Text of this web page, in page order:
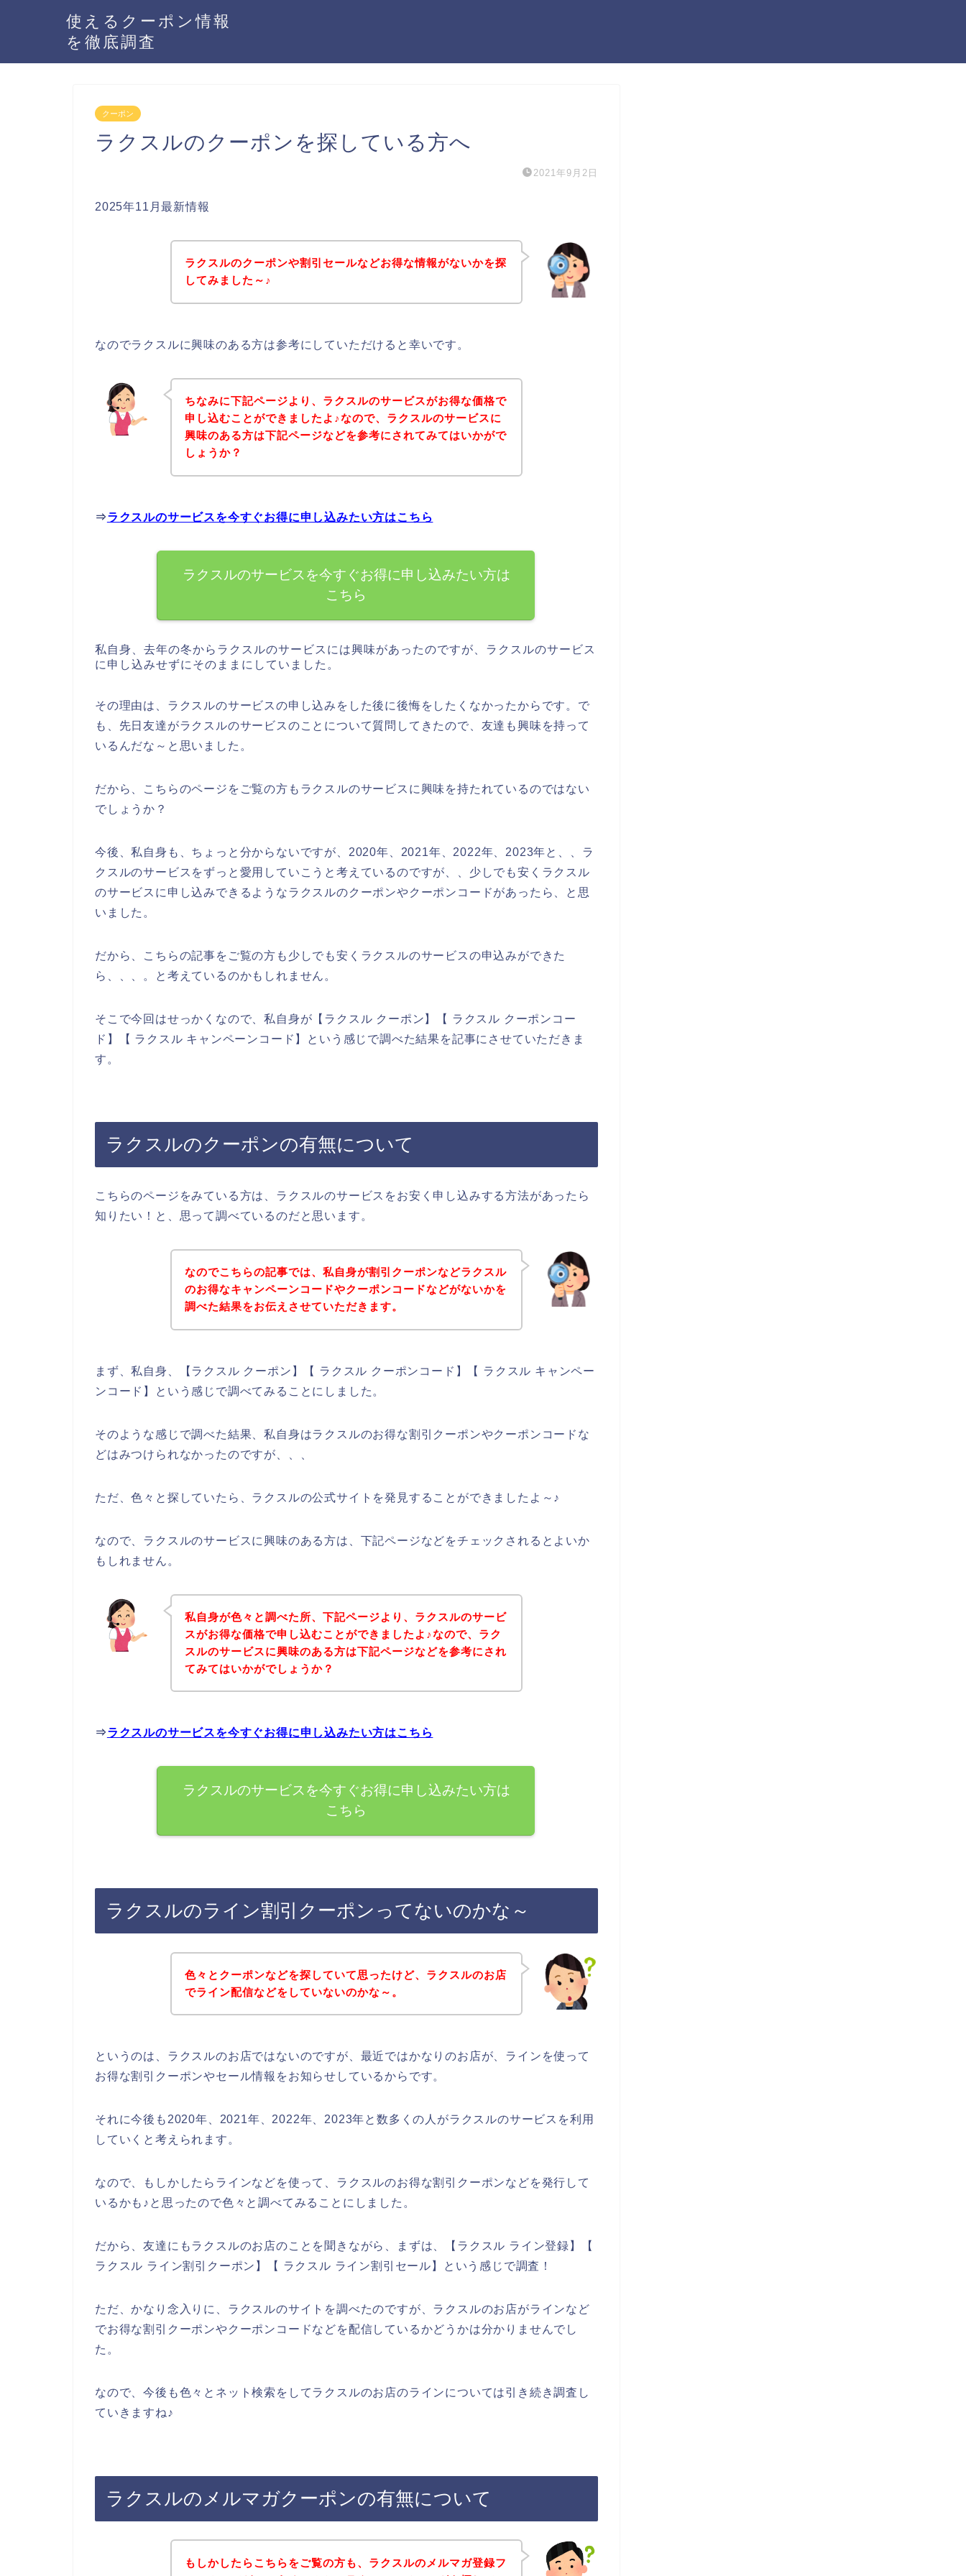
使えるクーポン情報
を徹底調査
クーポン
ラクスルのクーポンを探している方へ
2021年9月2日
2025年11月最新情報
ラクスルのクーポンや割引セールなどお得な情報がないかを探
してみました～♪
なのでラクスルに興味のある方は参考にしていただけると幸いです。
ちなみに下記ページより、ラクスルのサービスがお得な価格で
申し込むことができましたよ♪なので、ラクスルのサービスに
興味のある方は下記ページなどを参考にされてみてはいかがで
しょうか？
⇒ラクスルのサービスを今すぐお得に申し込みたい方はこちら
ラクスルのサービスを今すぐお得に申し込みたい方は
こちら
私自身、去年の冬からラクスルのサービスには興味があったのですが、ラクスルのサービス
に申し込みせずにそのままにしていました。
その理由は、ラクスルのサービスの申し込みをした後に後悔をしたくなかったからです。で
も、先日友達がラクスルのサービスのことについて質問してきたので、友達も興味を持って
いるんだな～と思いました。
だから、こちらのページをご覧の方もラクスルのサービスに興味を持たれているのではない
でしょうか？
今後、私自身も、ちょっと分からないですが、2020年、2021年、2022年、2023年と、、ラ
クスルのサービスをずっと愛用していこうと考えているのですが、、少しでも安くラクスル
のサービスに申し込みできるようなラクスルのクーポンやクーポンコードがあったら、と思
いました。
だから、こちらの記事をご覧の方も少しでも安くラクスルのサービスの申込みができた
ら、、、。と考えているのかもしれません。
そこで今回はせっかくなので、私自身が【ラクスル クーポン】【 ラクスル クーポンコー
ド】【 ラクスル キャンペーンコード】という感じで調べた結果を記事にさせていただきま
す。
ラクスルのクーポンの有無について
こちらのページをみている方は、ラクスルのサービスをお安く申し込みする方法があったら
知りたい！と、思って調べているのだと思います。
なのでこちらの記事では、私自身が割引クーポンなどラクスル
のお得なキャンペーンコードやクーポンコードなどがないかを
調べた結果をお伝えさせていただきます。
まず、私自身、【ラクスル クーポン】【 ラクスル クーポンコード】【 ラクスル キャンペー
ンコード】という感じで調べてみることにしました。
そのような感じで調べた結果、私自身はラクスルのお得な割引クーポンやクーポンコードな
どはみつけられなかったのですが、、、
ただ、色々と探していたら、ラクスルの公式サイトを発見することができましたよ～♪
なので、ラクスルのサービスに興味のある方は、下記ページなどをチェックされるとよいか
もしれません。
私自身が色々と調べた所、下記ページより、ラクスルのサービ
スがお得な価格で申し込むことができましたよ♪なので、ラク
スルのサービスに興味のある方は下記ページなどを参考にされ
てみてはいかがでしょうか？
⇒ラクスルのサービスを今すぐお得に申し込みたい方はこちら
ラクスルのサービスを今すぐお得に申し込みたい方は
こちら
ラクスルのライン割引クーポンってないのかな～
色々とクーポンなどを探していて思ったけど、ラクスルのお店
でライン配信などをしていないのかな～。
というのは、ラクスルのお店ではないのですが、最近ではかなりのお店が、ラインを使って
お得な割引クーポンやセール情報をお知らせしているからです。
それに今後も2020年、2021年、2022年、2023年と数多くの人がラクスルのサービスを利用
していくと考えられます。
なので、もしかしたらラインなどを使って、ラクスルのお得な割引クーポンなどを発行して
いるかも♪と思ったので色々と調べてみることにしました。
だから、友達にもラクスルのお店のことを聞きながら、まずは、【ラクスル ライン登録】【
ラクスル ライン割引クーポン】【 ラクスル ライン割引セール】という感じで調査！
ただ、かなり念入りに、ラクスルのサイトを調べたのですが、ラクスルのお店がラインなど
でお得な割引クーポンやクーポンコードなどを配信しているかどうかは分かりませんでし
た。
なので、今後も色々とネット検索をしてラクスルのお店のラインについては引き続き調査し
ていきますね♪
ラクスルのメルマガクーポンの有無について
もしかしたらこちらをご覧の方も、ラクスルのメルマガ登録フ